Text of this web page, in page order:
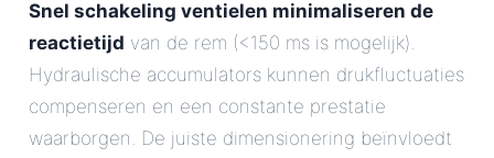
Snel schakeling ventielen minimaliseren de
reactietijd van de rem (<150 ms is mogelijk).
Hydraulische accumulators kunnen drukfluctuaties
compenseren en een constante prestatie
waarborgen. De juiste dimensionering beïnvloedt